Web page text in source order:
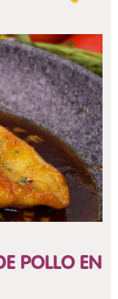
POLLO EN